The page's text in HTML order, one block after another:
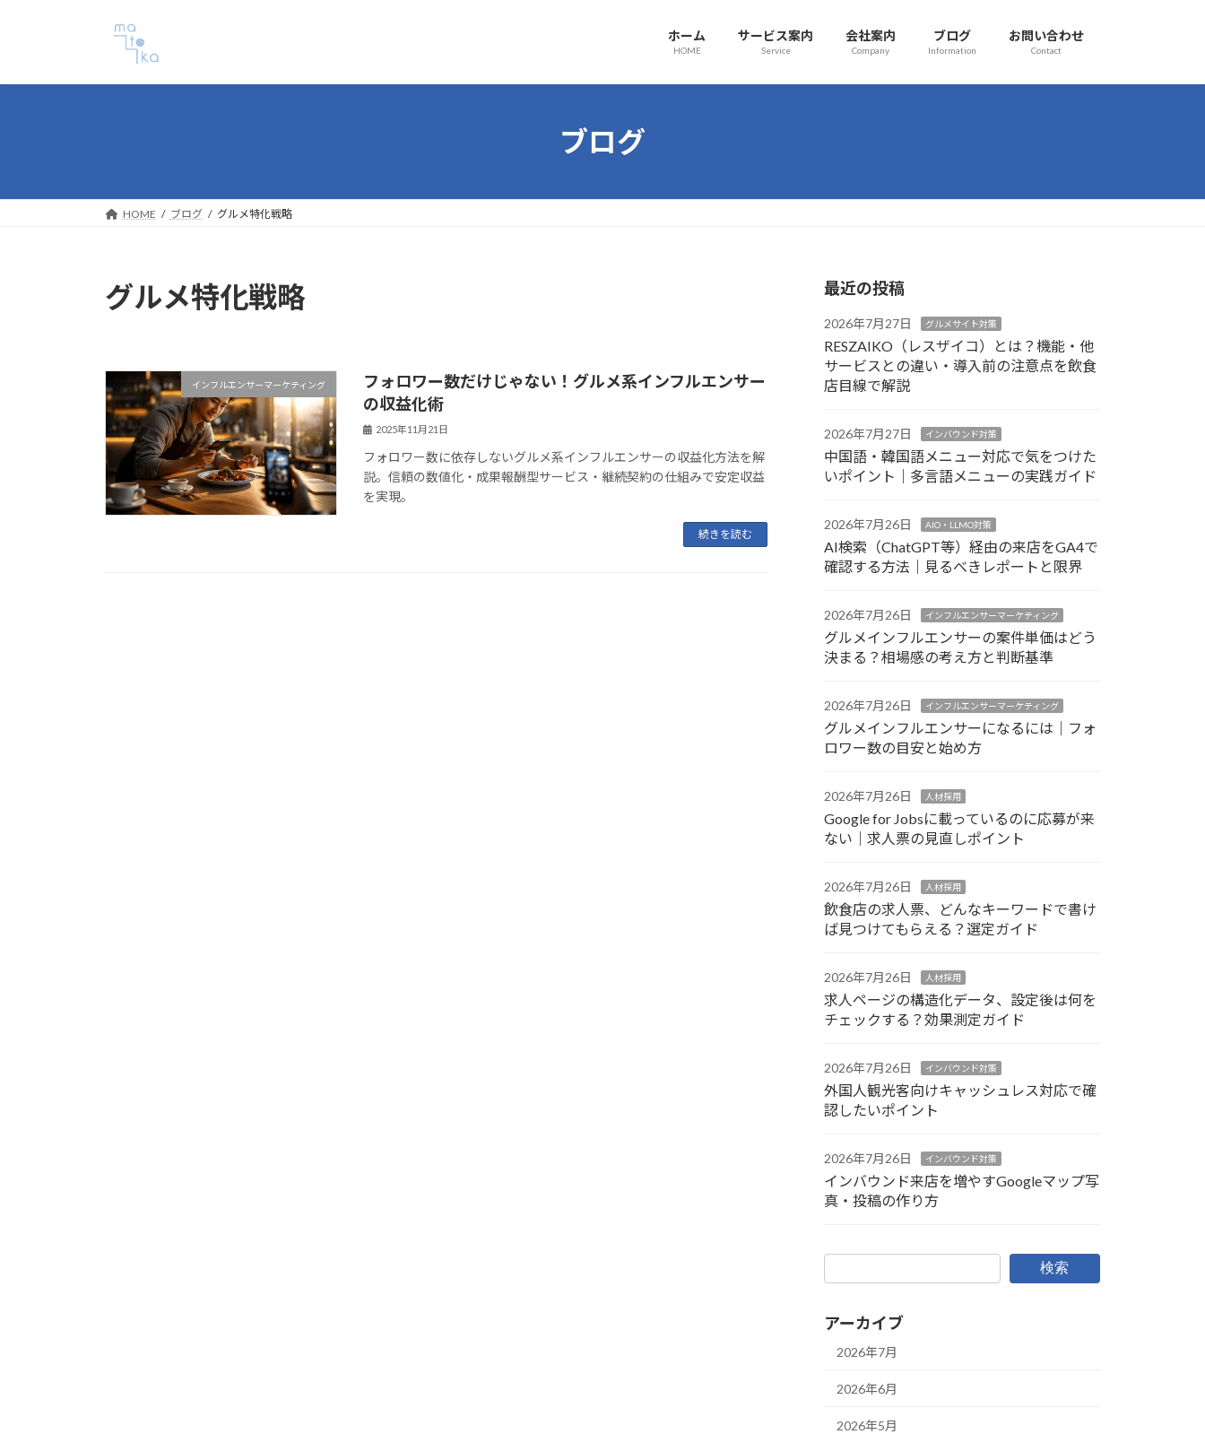
プ
動
ホーム
HOME
サービス案内
Service
会社案内
Company
ブログ
Information
お問い合わせ
Contact
ブログ
HOME ブログ グルメ特化戦略
グルメ特化戦略
インフルエンサーマーケティング
フォロワー数だけじゃない！グルメ系インフルエンサー
の収益化術
2025年11月21日
フォロワー数に依存しないグルメ系インフルエンサーの収益化方法を解
説。信頼の数値化・成果報酬型サービス・継続契約の仕組みで安定収益
を実現。
続きを読む
最近の投稿
2026年7月27日 グルメサイト対策
RESZAIKO（レスザイコ）とは？機能・他
サービスとの違い・導入前の注意点を飲食
店目線で解説
2026年7月27日 インバウンド対策
中国語・韓国語メニュー対応で気をつけた
いポイント｜多言語メニューの実践ガイド
2026年7月26日 AIO・LLMO対策
AI検索（ChatGPT等）経由の来店をGA4で
確認する方法｜見るべきレポートと限界
2026年7月26日 インフルエンサーマーケティング
グルメインフルエンサーの案件単価はどう
決まる？相場感の考え方と判断基準
2026年7月26日 インフルエンサーマーケティング
グルメインフルエンサーになるには｜フォ
ロワー数の目安と始め方
2026年7月26日 人材採用
Google for Jobsに載っているのに応募が来
ない｜求人票の見直しポイント
2026年7月26日 人材採用
飲食店の求人票、どんなキーワードで書け
ば見つけてもらえる？選定ガイド
2026年7月26日 人材採用
求人ページの構造化データ、設定後は何を
チェックする？効果測定ガイド
2026年7月26日 インバウンド対策
外国人観光客向けキャッシュレス対応で確
認したいポイント
2026年7月26日 インバウンド対策
インバウンド来店を増やすGoogleマップ写
真・投稿の作り方
検索
アーカイブ
2026年7月
2026年6月
2026年5月